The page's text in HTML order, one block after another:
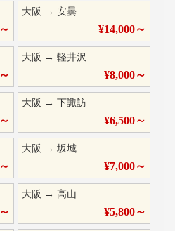
～
大阪 →安曇
¥14,000～
～
大阪 →軽井沢
¥8,000～
～
大阪 →下諏訪
¥6,500～
～
大阪 →坂城
¥7,000～
～
大阪 →高山
¥5,800～